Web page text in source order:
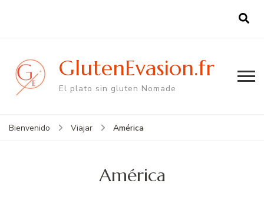
GlutenEvasion.fr
El plato sin gluten Nomade
Bienvenido Viajar América
América